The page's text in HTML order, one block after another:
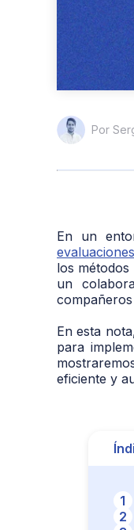
Por
En un
los métodos
un
En esta
para
eficiente y